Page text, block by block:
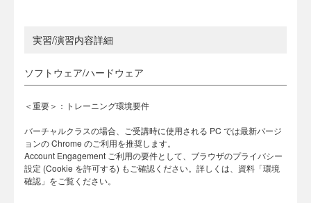
実習/演習内容詳細
ソフトウェア/ハードウェア
＜重要＞：トレーニング環境要件
バーチャルクラスの場合、ご受講時に使用される PC では最新バージ
ョンの Chrome のご利用を推奨します。
Account Engagement ご利用の要件として、ブラウザのプライバシー
設定 (Cookie を許可する) もご確認ください。詳しくは、資料「環境
確認」をご覧ください。